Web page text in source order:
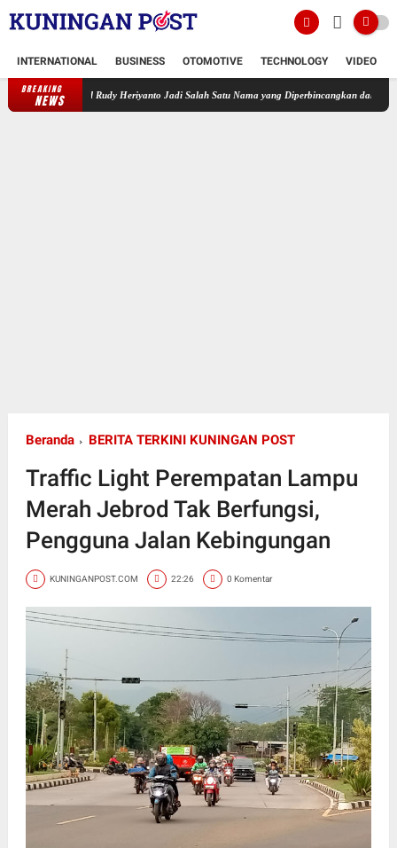
INTERNATIONAL BUSINESS OTOMOTIVE TECHNOLOGY VIDEO
BREAKING
NEWS
Pol Rudy Heriyanto Jadi Salah Satu Nama yang Diperbincangkan dalam Bursa Calon
Beranda BERITA TERKINI KUNINGAN POST
Traffic Light Perempatan Lampu
Merah Jebrod Tak Berfungsi,
Pengguna Jalan Kebingungan
KUNINGANPOST.COM 22:26 0 Komentar